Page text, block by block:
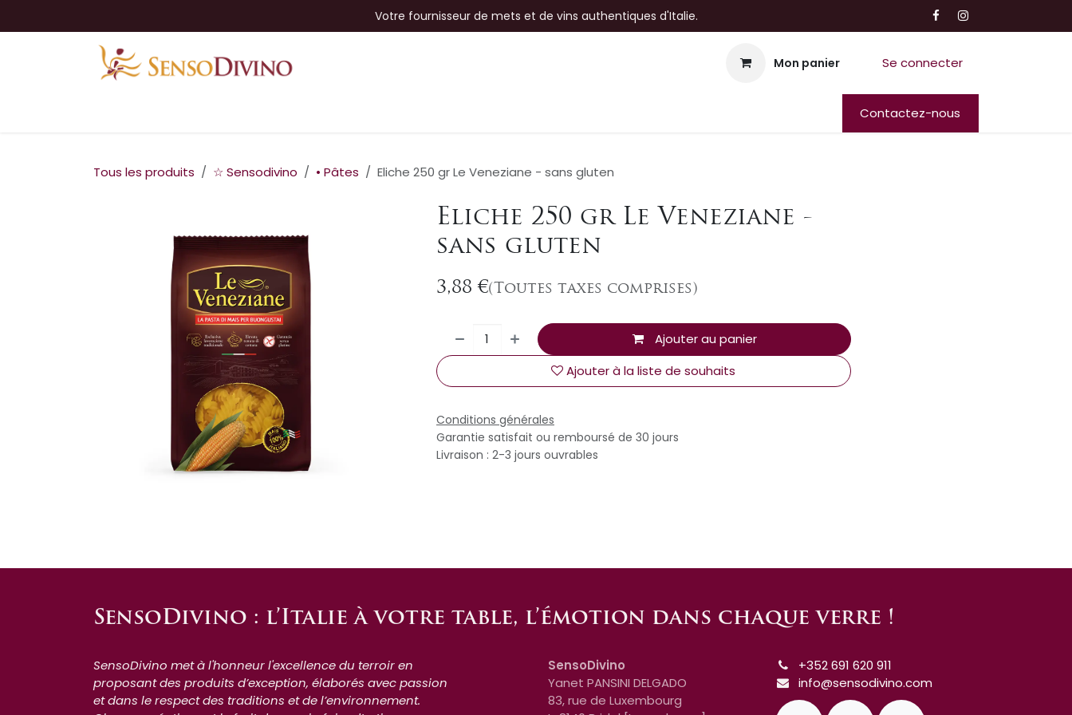
Votre fournisseur de mets et de vins authentiques d'Italie.
Mon panier Se connecter
Contactez-nous
Tous les produits ☆ Sensodivino • Pâtes Eliche 250 gr Le Veneziane - sans gluten
Eliche 250 gr Le Veneziane -
sans gluten
3,88 €(Toutes taxes comprises)
Ajouter au panier
Ajouter à la liste de souhaits
Conditions générales
Garantie satisfait ou remboursé de 30 jours
Livraison : 2-3 jours ouvrables
SensoDivino : l’Italie à votre table, l’émotion dans chaque verre !
SensoDivino met à l'honneur l'excellence du terroir en
proposant des produits d’exception, élaborés avec passion
et dans le respect des traditions et de l’environnement.
SensoDivino
Yanet PANSINI DELGADO
83, rue de Luxembourg
+352 691 620 911
info@sensodivino.com